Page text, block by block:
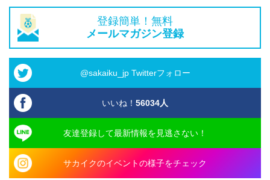
登録簡単！無料
メールマガジン登録
@sakaiku_jp Twitterフォロー
いいね！ 56034人
友達登録して最新情報を見逃さない！
サカイクのイベントの様子をチェック